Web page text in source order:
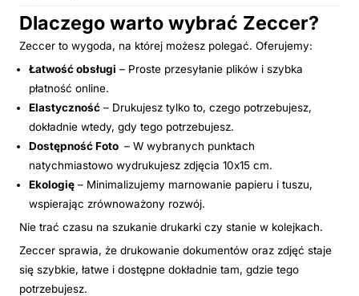
Dlaczego warto wybrać Zeccer?
Zeccer to wygoda, na której możesz polegać. Oferujemy:
Łatwość obsługi – Proste przesyłanie plików i szybka
płatność online.
Elastyczność – Drukujesz tylko to, czego potrzebujesz,
dokładnie wtedy, gdy tego potrzebujesz.
Dostępność Foto – W wybranych punktach
natychmiastowo wydrukujesz zdjęcia 10x15 cm.
Ekologię – Minimalizujemy marnowanie papieru i tuszu,
wspierając zrównoważony rozwój.
Nie trać czasu na szukanie drukarki czy stanie w kolejkach.
Zeccer sprawia, że drukowanie dokumentów oraz zdjęć staje
się szybkie, łatwe i dostępne dokładnie tam, gdzie tego
potrzebujesz.